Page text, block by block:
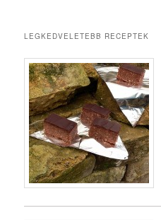
LEGKEDVELETEBB RECEPTEK